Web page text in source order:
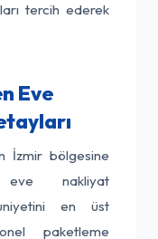
tercih ederek
Eve
İzmir bölgesine
eve nakliyat
en üst
paketleme